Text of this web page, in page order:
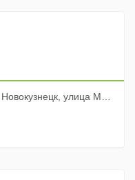
улица Мориса Тереза, 19